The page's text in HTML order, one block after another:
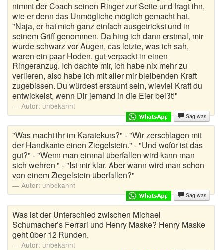
nimmt der Coach seinen Ringer zur Seite und fragt ihn,
wie er denn das Unmögliche möglich gemacht hat.
"Naja, er hat mich ganz einfach ausgetrickst und in
seinem Griff genommen. Da hing ich dann erstmal, mir
wurde schwarz vor Augen, das letzte, was ich sah,
waren ein paar Hoden, gut verpackt in einen
Ringeranzug. Ich dachte mir, ich habe nix mehr zu
verlieren, also habe ich mit aller mir bleibenden Kraft
zugebissen. Du würdest erstaunt sein, wieviel Kraft du
entwickelst, wenn Dir jemand in die Eier beißt!"
Autor: unbekannt
Sag was
"Was macht ihr im Karatekurs?" - "Wir zerschlagen mit
der Handkante einen Ziegelstein." - "Und wofür ist das
gut?" - "Wenn man einmal überfallen wird kann man
sich wehren." - "Ist mir klar. Aber wann wird man schon
von einem Ziegelstein überfallen?"
Autor: unbekannt
Sag was
Was ist der Unterschied zwischen Michael
Schumacher’s Ferrari und Henry Maske? Henry Maske
geht über 12 Runden.
Autor: unbekannt